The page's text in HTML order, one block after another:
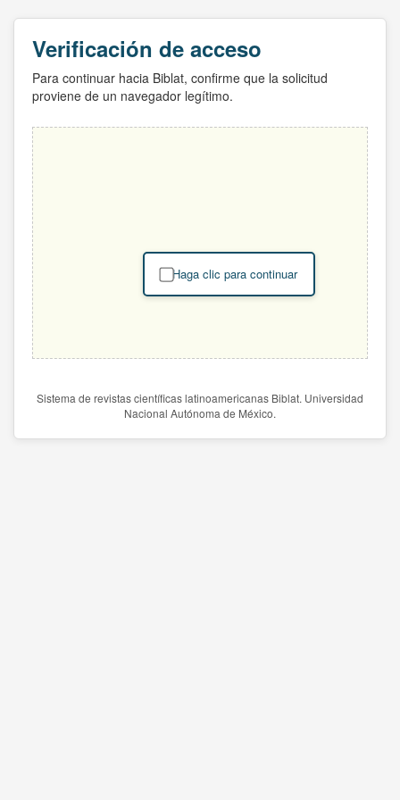
Verificación de acceso
Para continuar hacia Biblat, confirme que la solicitud
proviene de un navegador legítimo.
Haga clic para continuar
Sistema de revistas científicas latinoamericanas Biblat. Universidad
Nacional Autónoma de México.